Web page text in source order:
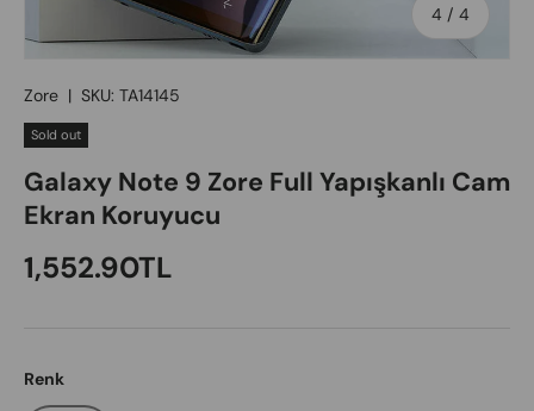
4 / of
4
Zore | SKU: TA14145
Sold out
Galaxy Note 9 Zore Full Yapışkanlı Cam
Ekran Koruyucu
Regular price
1,552.90TL
Renk